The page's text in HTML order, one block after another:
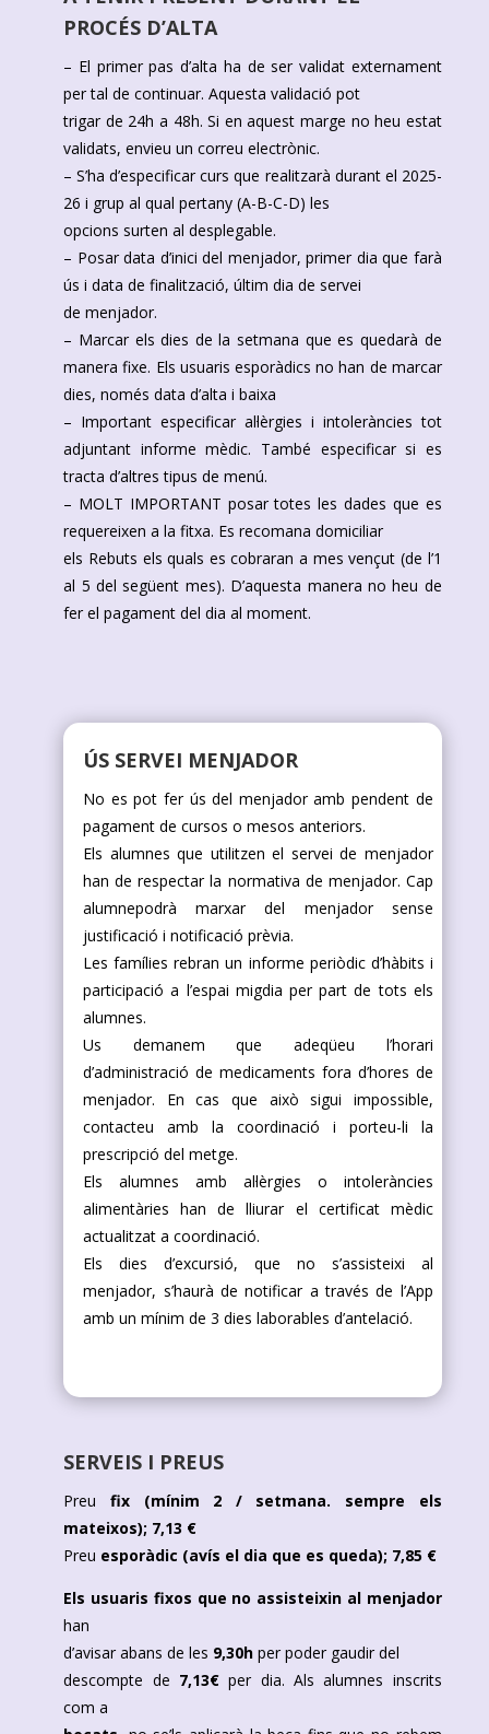
PROCÉS D’ALTA
– El primer pas d’alta ha de ser validat externament
per tal de continuar. Aquesta validació pot
trigar de 24h a 48h. Si en aquest marge no heu estat
validats, envieu un correu electrònic.
– S’ha d’especificar curs que realitzarà durant el 2025-
26 i grup al qual pertany (A-B-C-D) les
opcions surten al desplegable.
– Posar data d’inici del menjador, primer dia que farà
ús i data de finalització, últim dia de servei
de menjador.
– Marcar els dies de la setmana que es quedarà de
manera fixe. Els usuaris esporàdics no han de marcar
dies, només data d’alta i baixa
– Important especificar al·lèrgies i intoleràncies tot
adjuntant informe mèdic. També especificar si es
tracta d’altres tipus de menú.
– MOLT IMPORTANT posar totes les dades que es
requereixen a la fitxa. Es recomana domiciliar
els Rebuts els quals es cobraran a mes vençut (de l’1
al 5 del següent mes). D’aquesta manera no heu de
fer el pagament del dia al moment.
ÚS SERVEI MENJADOR
No es pot fer ús del menjador amb pendent de
pagament de cursos o mesos anteriors.
Els alumnes que utilitzen el servei de menjador
han de respectar la normativa de menjador. Cap
alumnepodrà marxar del menjador sense
justificació i notificació prèvia.
Les famílies rebran un informe periòdic d’hàbits i
participació a l’espai migdia per part de tots els
alumnes.
Us demanem que adeqüeu l’horari
d’administració de medicaments fora d’hores de
menjador. En cas que això sigui impossible,
contacteu amb la coordinació i porteu-li la
prescripció del metge.
Els alumnes amb al·lèrgies o intoleràncies
alimentàries han de lliurar el certificat mèdic
actualitzat a coordinació.
Els dies d’excursió, que no s’assisteixi al
menjador, s’haurà de notificar a través de l’App
amb un mínim de 3 dies laborables d’antelació.
SERVEIS I PREUS
Preu fix (mínim 2 / setmana. sempre els
mateixos); 7,13 €
Preu esporàdic (avís el dia que es queda); 7,85 €
Els usuaris fixos que no assisteixin al menjador
han
d’avisar abans de les 9,30h per poder gaudir del
descompte de 7,13€per dia. Als alumnes inscrits
com a